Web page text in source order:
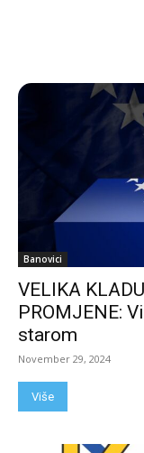
Banovici
VELIKA
PROMJENE:
starom
November 29, 2024
Više